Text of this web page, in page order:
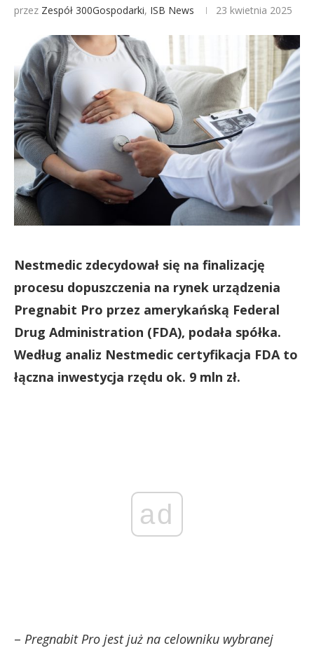
przez Zespół 300Gospodarki, ISB News 23 kwietnia 2025
Nestmedic zdecydował się na finalizację
procesu dopuszczenia na rynek urządzenia
Pregnabit Pro przez amerykańską Federal
Drug Administration (FDA), podała spółka.
Według analiz Nestmedic certyfikacja FDA to
łączna inwestycja rzędu ok. 9 mln zł.
ad
– Pregnabit Pro jest już na celowniku wybranej